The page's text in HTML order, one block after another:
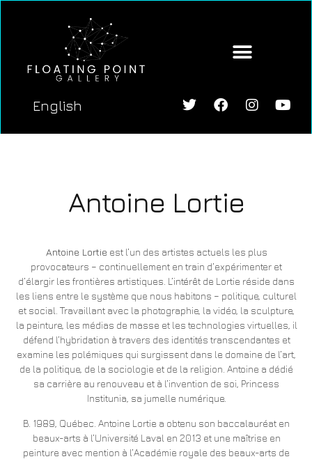
English
Antoine Lortie
Antoine Lortieest l’un des artistes actuels les plus
provocateurs – continuellement en train d’expérimenter et
d’élargir les frontières artistiques. L’intérêt de Lortie réside dans
les liens entre le système que nous habitons – politique, culturel
et social. Travaillant avec la photographie, la vidéo, la sculpture,
la peinture, les médias de masse et les technologies virtuelles, il
défend l’hybridation à travers des identités transcendantes et
examine les polémiques qui surgissent dans le domaine de l’art,
de la politique, de la sociologie et de la religion. Antoine a dédié
sa carrière au renouveau et à l’invention de soi, Princess
Institunia, sa jumelle numérique.
B. 1989, Québec. Antoine Lortie a obtenu son baccalauréat en
beaux-arts à l’Université Laval en 2013 et une maîtrise en
peinture avec mention à l’Académie royale des beaux-arts de